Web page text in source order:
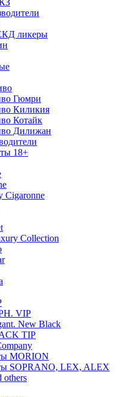
ликеры
Гюмри
Киликия
Котайк
Дилижан
18+
Cigaronne
Collection
VIP
New Black
TIP
MORION
SOPRANO, LEX, ALEX